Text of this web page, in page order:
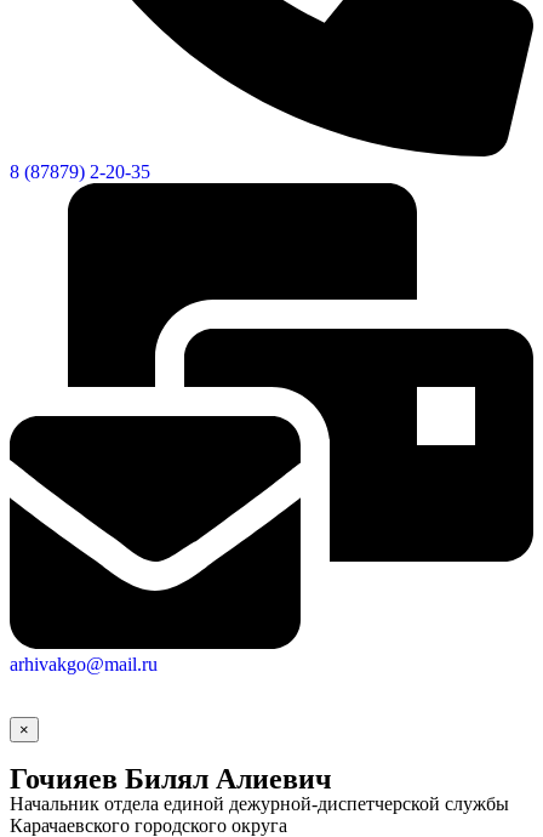
8 (87879) 2-20-35
arhivakgo@mail.ru
×
Гочияев Билял Алиевич
Начальник отдела единой дежурной-диспетчерской службы
Карачаевского городского округа